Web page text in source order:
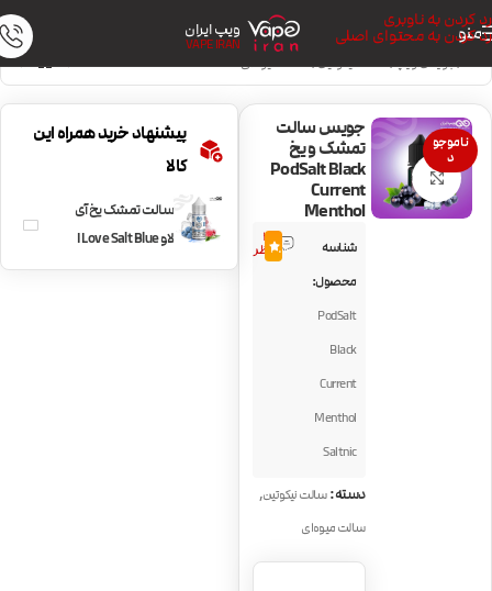
رد کردن به ناوبری
رد کردن به محتوای اصلی
منو ویپ ایران
VAPE IRAN
خانه/جویس ویپ/سالت نیکوتین/سالت میوه‌ای
ناموجو
د
بزرگنمایی تصویر
جویس سالت
تمشک و یخ
PodSalt Black
Current
Menthol
شناسه
محصول:
PodSalt
Black
Current
Menthol
Saltnic
3
نظر4.7
دسته:سالت نیکوتین,
سالت میوه‌ای
پیشنهاد خرید همراه این
کالا
سالت تمشک یخ آی
لاو I Love Salt Blue
Raspberry Ice